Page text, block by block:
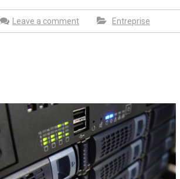
Leave a comment Entreprise